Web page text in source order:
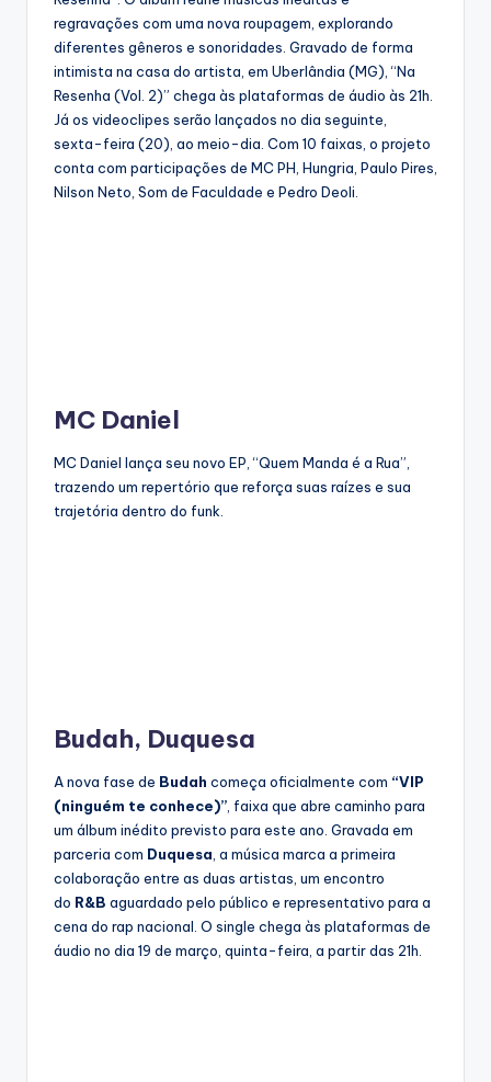
regravações com uma nova roupagem, explorando
diferentes gêneros e sonoridades. Gravado de forma
intimista na casa do artista, em Uberlândia (MG), “Na
Resenha (Vol. 2)” chega às plataformas de áudio às 21h.
Já os videoclipes serão lançados no dia seguinte,
sexta-feira (20), ao meio-dia. Com 10 faixas, o projeto
conta com participações de MC PH, Hungria, Paulo Pires,
Nilson Neto, Som de Faculdade e Pedro Deoli.
MC Daniel
MC Daniel lança seu novo EP, “Quem Manda é a Rua”,
trazendo um repertório que reforça suas raízes e sua
trajetória dentro do funk.
Budah, Duquesa
A nova fase de Budah começa oficialmente com “VIP
(ninguém te conhece)” , faixa que abre caminho para
um álbum inédito previsto para este ano. Gravada em
parceria com Duquesa , a música marca a primeira
colaboração entre as duas artistas, um encontro
do R&B aguardado pelo público e representativo para a
cena do rap nacional. O single chega às plataformas de
áudio no dia 19 de março, quinta-feira, a partir das 21h.